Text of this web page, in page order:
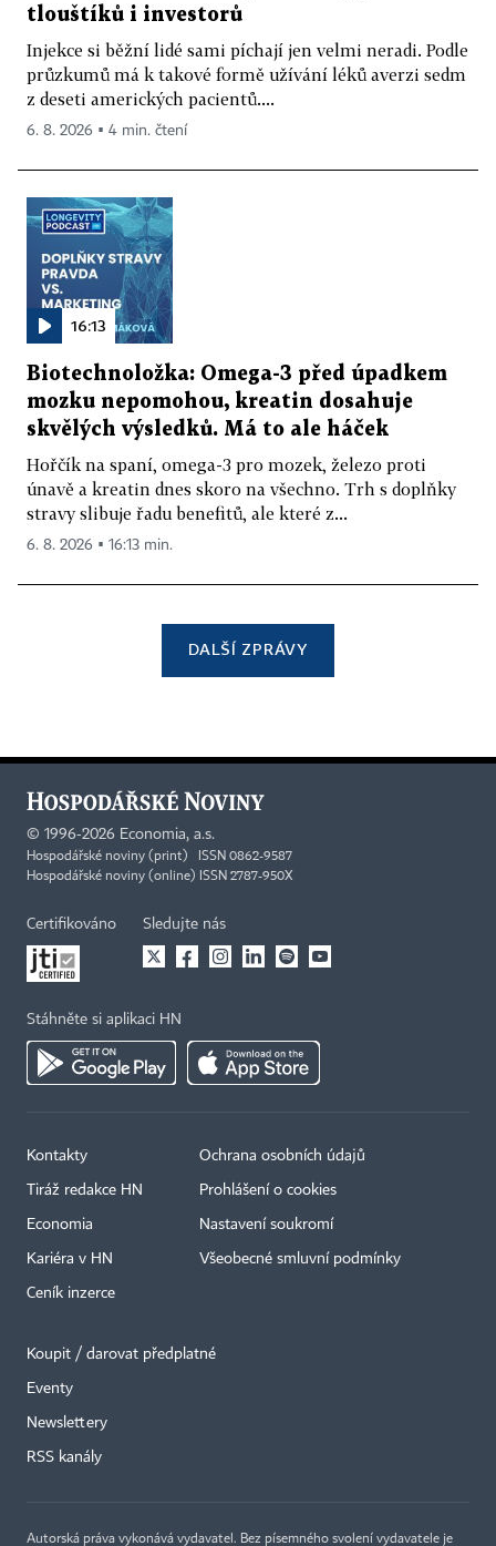
tlouštíků i investorů
Injekce si běžní lidé sami píchají jen velmi neradi. Podle
průzkumů má k takové formě užívání léků averzi sedm
z deseti amerických pacientů....
6. 8. 2026 ▪ 4 min. čtení
16:13
Biotechnoložka: Omega-3 před úpadkem
mozku nepomohou, kreatin dosahuje
skvělých výsledků. Má to ale háček
Hořčík na spaní, omega-3 pro mozek, železo proti
únavě a kreatin dnes skoro na všechno. Trh s doplňky
stravy slibuje řadu benefitů, ale které z...
6. 8. 2026 ▪ 16:13 min.
DALŠÍ ZPRÁVY
© 1996-2026 Economia, a.s.
Hospodářské noviny (print) ISSN 0862-9587
Hospodářské noviny (online) ISSN 2787-950X
Certifikováno Sledujte nás
Stáhněte si aplikaci HN
Kontakty
Tiráž redakce HN
Economia
Kariéra v HN
Ceník inzerce
Ochrana osobních údajů
Prohlášení o cookies
Nastavení soukromí
Všeobecné smluvní podmínky
Koupit / darovat předplatné
Eventy
Newslettery
RSS kanály
Autorská práva vykonává vydavatel. Bez písemného svolení vydavatele je